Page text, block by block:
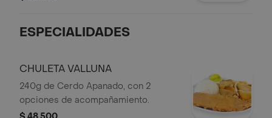
ESPECIALIDADES
CHULETA VALLUNA
240g de Cerdo Apanado, con 2
opciones de acompañamiento.